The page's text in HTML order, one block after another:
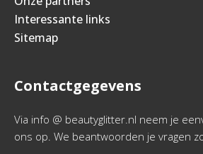
Interessante links
Sitemap
Contactgegevens
Via info @ beautyglitter.nl neem je
ons op. We beantwoorden je vragen